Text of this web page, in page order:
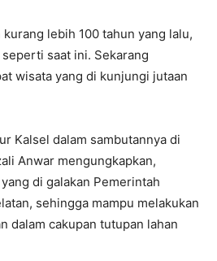
lebih 100 tahun yang lalu,
saat ini. Sekarang
wisata yang di kunjungi jutaan
Kalsel dalam sambutannya di
Anwar mengungkapkan,
di galakan Pemerintah
sehingga mampu melakukan
dalam cakupan tutupan lahan